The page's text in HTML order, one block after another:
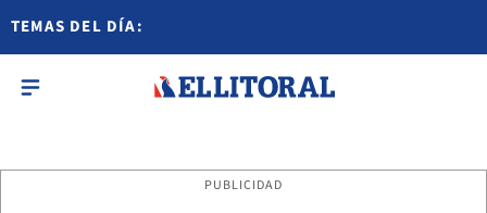
TEMAS DEL DÍA:
PUBLICIDAD